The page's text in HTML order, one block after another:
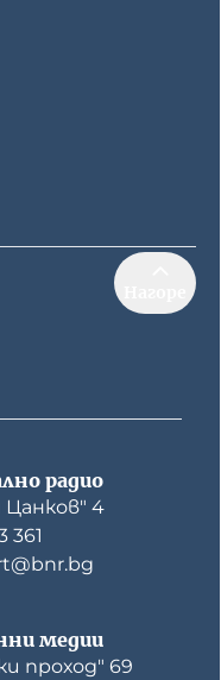
радио
Цанков" 4
361
медии
проход" 69